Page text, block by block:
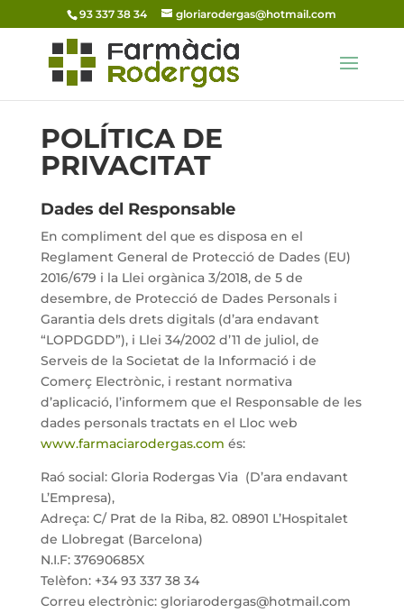
93 337 38 34 gloriarodergas@hotmail.com
POLÍTICA DE
PRIVACITAT
Dades del Responsable
En compliment del que es disposa en el
Reglament General de Protecció de Dades (EU)
2016/679 i la Llei orgànica 3/2018, de 5 de
desembre, de Protecció de Dades Personals i
Garantia dels drets digitals (d’ara endavant
“LOPDGDD”), i Llei 34/2002 d’11 de juliol, de
Serveis de la Societat de la Informació i de
Comerç Electrònic, i restant normativa
d’aplicació, l’informem que el Responsable de les
dades personals tractats en el Lloc web
www.farmaciarodergas.com és:
Raó social: Gloria Rodergas Via(D’ara endavant
L’Empresa),
Adreça: C/ Prat de la Riba, 82. 08901 L’Hospitalet
de Llobregat (Barcelona)
N.I.F: 37690685X
Telèfon: +34 93 337 38 34
Correu electrònic: gloriarodergas@hotmail.com